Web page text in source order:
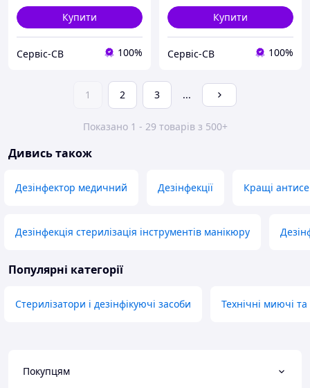
Купити
Сервіс-СВ 100%
Купити
Сервіс-СВ 100%
1 2 3 ...
Показано 1 - 29 товарів з 500+
Дивись також
Дезінфектор медичний Дезінфекції Кращі
Дезінфекція стерилізація інструментів манікюру
Популярні категорії
Стерилізатори і дезінфікуючі засоби Технічні миючі
Покупцям